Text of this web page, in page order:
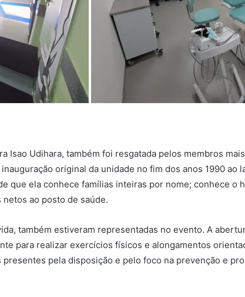
Isao Udihara, também foi resgatada pelos membros
original da unidade no fim dos anos 1990 ao
que ela conhece famílias inteiras por nome; conhece o
ao posto de saúde.
também estiveram representadas no evento. A
para realizar exercícios físicos e alongamentos
pela disposição e pelo foco na prevenção e